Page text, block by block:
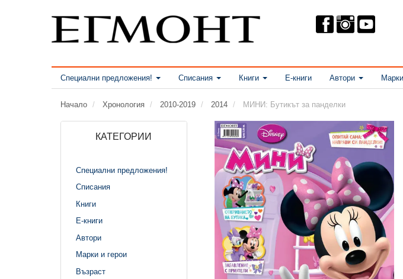
Специални предложения! Списания Книги Е-книги Автори
Начало Хронология 2010-2019 2014 МИНИ: Бутикът за панделки
КАТЕГОРИИ
Специални предложения!
Списания
Книги
Е-книги
Автори
Марки и герои
Възраст